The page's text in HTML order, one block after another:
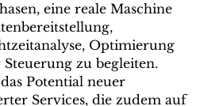
eine reale Maschine
Optimierung
zu begleiten.
Potential neuer
Services, die zudem auf